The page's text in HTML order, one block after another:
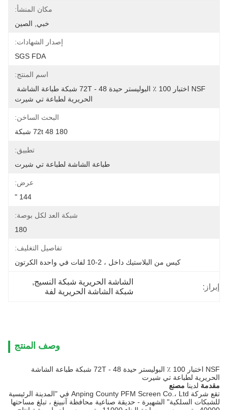
مكان المنشأ:
خبي, الصين
إصدار الشهادات:
SGS FDA
اسم المنتج:
NSF اختبار 100 ٪ البوليستر حيدة 72T - 48 شبكة طباعة الشاشة
الحريرية لطباعة تي شيرت
البحث الساخن:
72t 48 180 شبكة
تطبيق:
طباعة الشاشة لطباعة تي شيرت
عرض:
144 "
شبكة العد لكل بوصة:
180
تفاصيل التغليف:
كيس من البلاستيك داخل ، 2-10 لفات في واحدة الكرتون
إبراز:
الشاشة الحريرية شبكة النسيج,
شبكة الشاشة الحريرية لفة
وصف المنتج
NSF اختبار 100 ٪ البوليستر حيدة 72T - 48 شبكة طباعة الشاشة
الحريرية لطباعة تي شيرت
مقدمةلدينامصنع
تقع شركة Anping County PFM Screen Co.، Ltd في "المدينة الرئيسية
للشبكات السلكية" الشهيرة - حديقة صناعية محافظة آنبينغ ، تبلغ مساحتها